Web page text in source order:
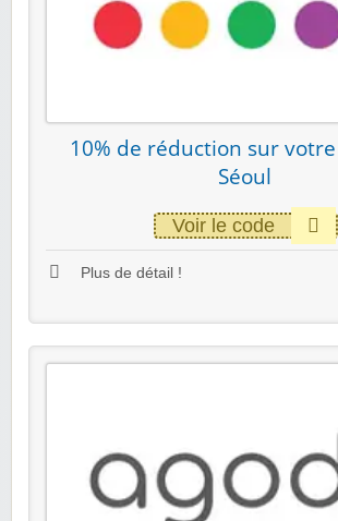
10% de réduction sur
Séoul
Voir le code
Plus de détail !